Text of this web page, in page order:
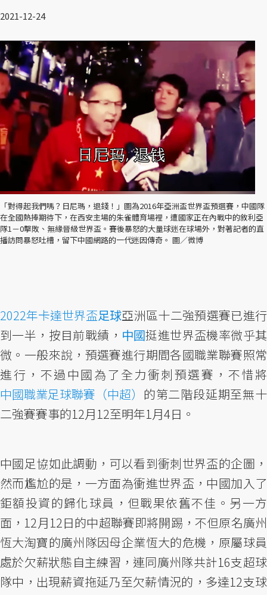
2021-12-24
「對得起我們嗎？日尼瑪，退錢！」圖為2016年亞洲盃世界盃預選賽，中國隊
在全國熱捧期待下，在西安主場的朱雀體育場裡，遭國家正在內戰中的敘利亞
隊1－0擊敗、無緣晉級世界盃。賽後暴怒的大量球迷在球場外，對著記者的直
播訪問暴怒吐槽，留下中國網路的一代迷因傳奇。 圖／微博
2022年卡達世界盃足球亞洲區十二強預選賽已進行
到一半，按目前戰績， 中國挺進世界盃機率微乎其
微。一般來說，預選賽進行期間各國職業聯賽照常
進行，不過中國為了全力衝刺預選賽，不惜將
中國職業足球聯賽（中超） 的第二階段延期至無十
二強賽賽事的12月12至明年1月4日。
中國足協如此調動，可以看到衝刺世界盃的企圖，
然而尷尬的是，一方面為衝進世界盃，中國加入了
鉅額投資的歸化球員，但戰果依舊不佳。另一方
面，12月12日的中超聯賽即將開踢，不但原名廣州
恆大淘寶的廣州隊因母企業恆大的危機，原屬球員
處於欠薪狀態自主練習，連同廣州隊共計16支超球
隊中，出現薪資拖延乃至欠薪情況的，多達12支球